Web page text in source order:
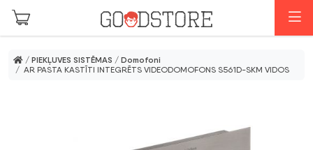
Skip to main content
/ PIEKĻUVES SISTĒMAS / Domofoni
/ AR PASTA KASTĪTI INTEGRĒTS VIDEODOMOFONS S561D-SKM VIDOS